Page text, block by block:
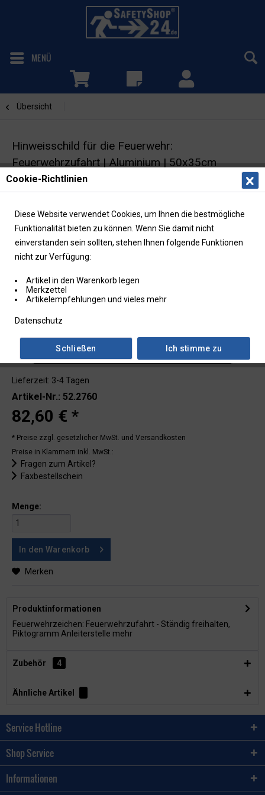
MENÜ
Übersicht
Hinweisschild für die Feuerwehr:
Feuerwehrzufahrt | Aluminium | 50x35cm
Lieferzeit: 3-4 Tagen
Artikel-Nr.: 52.2760
82,60 € *
* Preise zzgl. gesetzlicher MwSt. und Versandkosten
Preise in Klammern inkl. MwSt.:
Fragen zum Artikel?
Faxbestellschein
Menge:
In den Warenkorb
Merken
Produktinformationen
Feuerwehrzeichen: Feuerwehrzufahrt - Ständig freihalten,
Piktogramm Anleiterstelle mehr
Zubehör 4
Ähnliche Artikel
Service Hotline
Shop Service
Informationen
Cookie-Richtlinien
Diese Website verwendet Cookies, um Ihnen die bestmögliche
Funktionalität bieten zu können. Wenn Sie damit nicht
einverstanden sein sollten, stehen Ihnen folgende Funktionen
nicht zur Verfügung:
Artikel in den Warenkorb legen
Merkzettel
Artikelempfehlungen und vieles mehr
Datenschutz
Ich stimme zu
Schließen